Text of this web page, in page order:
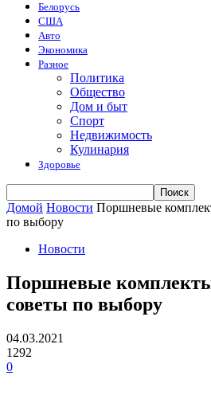
Белорусь
США
Авто
Экономика
Разное
Политика
Общество
Дом и быт
Спорт
Недвижимость
Кулинария
Здоровье
Домой Новости Поршневые
по выбору
Новости
Поршневые
советы по выбору
04.03.2021
1292
0